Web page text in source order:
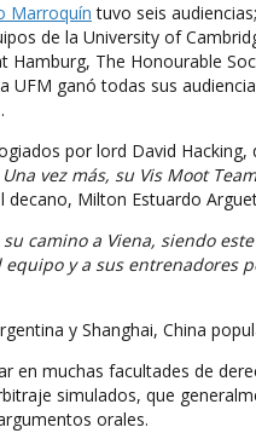
Marroquín tuvo seis
de la University of
Hamburg, The Honourable
UFM ganó todas sus
por lord David Hacking,
Una vez más, su Vis Moot
decano, Milton Estuardo
camino a Viena, siendo
y a sus entrenadores
y Shanghai, China
en muchas facultades de
simulados, que
orales.